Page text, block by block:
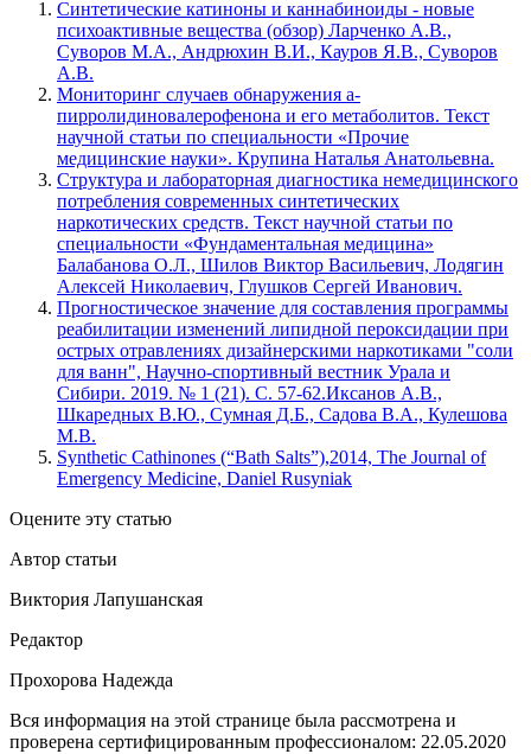
Синтетические катиноны и каннабиноиды - новые
психоактивные вещества (обзор) Ларченко А.В.,
Суворов М.А., Андрюхин В.И., Кауров Я.В., Суворов
А.В.
Мониторинг случаев обнаружения а-
пирролидиновалерофенона и его метаболитов. Текст
научной статьи по специальности «Прочие
медицинские науки». Крупина Наталья Анатольевна.
Структура и лабораторная диагностика немедицинского
потребления современных синтетических
наркотических средств. Текст научной статьи по
специальности «Фундаментальная медицина»
Балабанова О.Л., Шилов Виктор Васильевич, Лодягин
Алексей Николаевич, Глушков Сергей Иванович.
Прогностическое значение для составления программы
реабилитации изменений липидной пероксидации при
острых отравлениях дизайнерскими наркотиками "соли
для ванн", Научно-спортивный вестник Урала и
Сибири. 2019. № 1 (21). С. 57-62.Иксанов А.В.,
Шкаредных В.Ю., Сумная Д.Б., Садова В.А., Кулешова
М.В.
Synthetic Cathinones (“Bath Salts”),2014, The Journal of
Emergency Medicine, Daniel Rusyniak
Оцените эту статью
Автор статьи
Виктория Лапушанская
Редактор
Прохорова Надежда
Вся информация на этой странице была рассмотрена и
проверена сертифицированным профессионалом: 22.05.2020